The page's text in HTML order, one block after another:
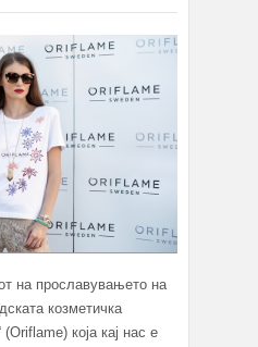
на прославувањето на
козметичка
која кај нас е